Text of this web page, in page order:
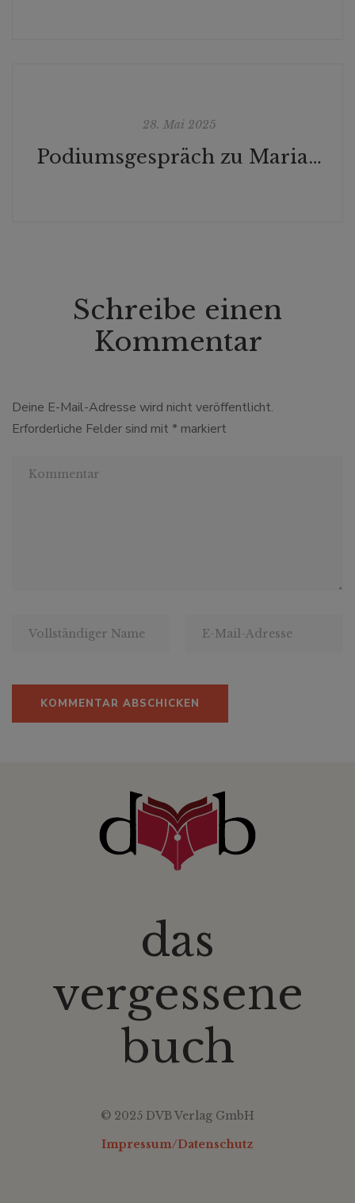
28. Mai 2025
Podiumsgespräch zu Maria Lazar am DÜSSELDORFER SCHAUSPIELHAUS – Regisseurin Laura Linnenbaum, Dramaturg Stijn Reinhold und Verleger Albert Eibl
Schreibe einen
Kommentar
Deine E-Mail-Adresse wird nicht veröffentlicht.
Erforderliche Felder sind mit * markiert
das
vergessene
buch
© 2025 DVB Verlag GmbH
Impressum/Datenschutz